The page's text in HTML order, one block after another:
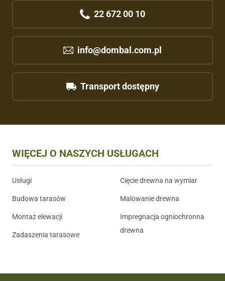
22 672 00 10
info@dombal.com.pl
Transport dostępny
WIĘCEJ O NASZYCH USŁUGACH
Usługi
Budowa tarasów
Montaż elewacji
Zadaszenia tarasowe
Cięcie drewna na wymiar
Malowanie drewna
Impregnacja ogniochronna
drewna